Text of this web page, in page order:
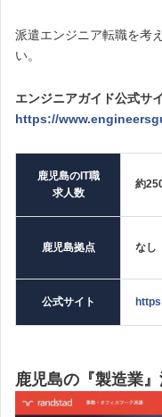
派遣エンジニア転職を考
い。
エンジニアガイド公式サ
https://
鹿児島のIT職
求人数
約
鹿児島拠点 なし
公式サイト
鹿児島の『製造業